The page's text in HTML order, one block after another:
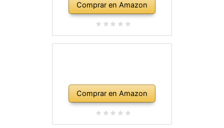
Comprar en Amazon
Comprar en Amazon